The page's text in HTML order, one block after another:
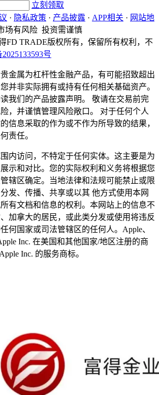
立刻领取
· 隐私政策 · 产品披露 · APP相关 · 网站地
场有风险 投资需谨慎
FD TRADE版权所有，保留所有权利，不
号
金属为杠杆性金融产品，有可能招致超出
并非实际拥有或持有任何相关基础资产。
我们的产品披露声明。 敬请在交易前完
，并谨慎管理风险敞口。 对于任何个人
信息采取的作为或不作为所导致的结果，
责任。
内访问，不特定于任何实体。这主要是为
示和对比。您的实际权利和义务将根据您
辖区确定。当地法律和法规可能禁止或限
发、传播、共享或以其 他方式使用本网
有文档和信息的权利。本网站上的信息不
加拿大的居民，或此类分发或使用将违反
何国家或司法管辖区的任何人。Apple、
Inc. 在美国和其他国家/地区注册的商
Inc. 的服务商标。